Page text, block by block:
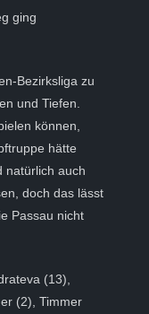
ging
Bezirksliga zu
und Tiefen.
können,
hätte
natürlich auch
doch das lässt
Passau nicht
(13),
(2), Timmer